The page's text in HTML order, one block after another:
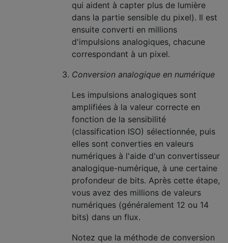
qui aident à capter plus de lumière
dans la partie sensible du pixel). Il est
ensuite converti en millions
d'impulsions analogiques, chacune
correspondant à un pixel.
Conversion analogique en numérique
Les impulsions analogiques sont
amplifiées à la valeur correcte en
fonction de la sensibilité
(classification ISO) sélectionnée, puis
elles sont converties en valeurs
numériques à l'aide d'un convertisseur
analogique-numérique, à une certaine
profondeur de bits. Après cette étape,
vous avez des millions de valeurs
numériques (généralement 12 ou 14
bits) dans un flux.
Notez que la méthode de conversion